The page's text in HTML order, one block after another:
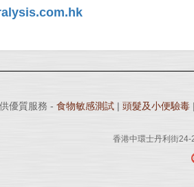
優質服務 - 食物敏感測試 | 頭髮及小便驗毒 |
香港中環士丹利街